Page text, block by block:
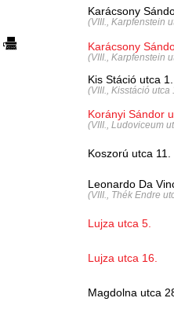
Karácsony
(VIII., Karpfenstein
Karácsony
(VIII., Karpfenstein
Kis Stáció utca 1.
(VIII., Kisstáció utca
Korányi Sándor
(VIII., Ludoviceum
Koszorú utca 11.
Leonardo Da
(VIII., Thék Endre
Lujza utca 5.
Lujza utca 16.
Magdolna utca